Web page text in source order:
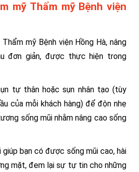
mỹ Thẩm mỹ Bệnh viện
mỹ Bệnh viện Hồng Hà, nâng
đơn giản, được thực hiện trong
tự thân hoặc sụn nhân tạo (tùy
của mỗi khách hàng) để độn nhẹ
sống mũi nhằm nâng cao sống
giúp bạn có được sống mũi cao, hài
mặt, đem lại sự tự tin cho những